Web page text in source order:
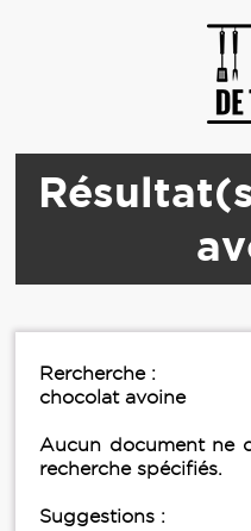
Rercherche :
chocolat avoine
Aucun document ne
recherche spécifiés.
Suggestions :